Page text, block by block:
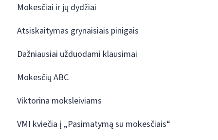
Mokesčiai ir jų dydžiai
Atsiskaitymas grynaisiais pinigais
Dažniausiai užduodami klausimai
Mokesčių ABC
Viktorina moksleiviams
VMI kviečia į „Pasimatymą su mokesčiais“